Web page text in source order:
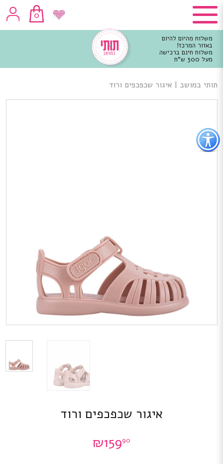
כפתור
לפתיחת
תפריט
נגישות
0
משלוח מהיום להיום
באזור המרכז!
משלוח חינם ברכישה
מעל 300 ש"ח
מרכזי
תותי במושב | איגור שכפכפים ורוד
איגור שכפכפים ורוד
₪15990